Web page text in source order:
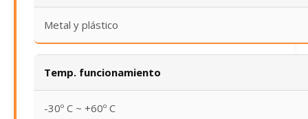
Metal y plástico
Temp. funcionamiento
-30º C ~ +60º C